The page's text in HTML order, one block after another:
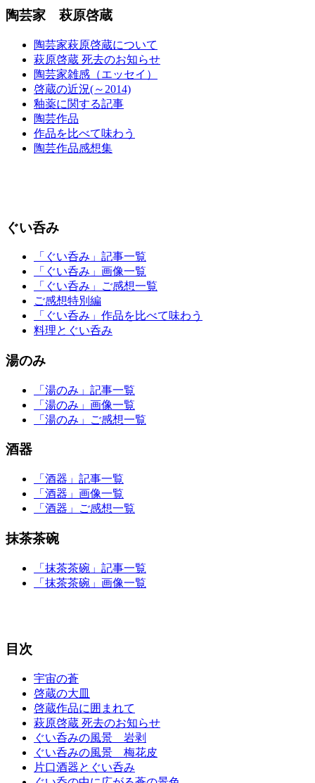
陶芸家 萩原啓蔵
陶芸家萩原啓蔵について
萩原啓蔵 死去のお知らせ
陶芸家雑感（エッセイ）
啓蔵の近況(～2014)
釉薬に関する記事
陶芸作品
作品を比べて味わう
陶芸作品感想集
ぐい呑み
「ぐい呑み」記事一覧
「ぐい呑み」画像一覧
「ぐい呑み」ご感想一覧
ご感想特別編
「ぐい呑み」作品を比べて味わう
料理とぐい呑み
湯のみ
「湯のみ」記事一覧
「湯のみ」画像一覧
「湯のみ」ご感想一覧
酒器
「酒器」記事一覧
「酒器」画像一覧
「酒器」ご感想一覧
抹茶茶碗
「抹茶茶碗」記事一覧
「抹茶茶碗」画像一覧
目次
宇宙の蒼
啓蔵の大皿
啓蔵作品に囲まれて
萩原啓蔵 死去のお知らせ
ぐい呑みの風景 岩剥
ぐい呑みの風景 梅花皮
片口酒器とぐい呑み